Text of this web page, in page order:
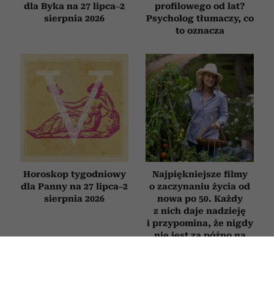
dla Byka na 27 lipca–2
sierpnia 2026
profilowego od lat?
Psycholog tłumaczy, co
to oznacza
Horoskop tygodniowy
dla Panny na 27 lipca–2
sierpnia 2026
Najpiękniejsze filmy
o zaczynaniu życia od
nowa po 50. Każdy
z nich daje nadzieję
i przypomina, że nigdy
nie jest za późno na